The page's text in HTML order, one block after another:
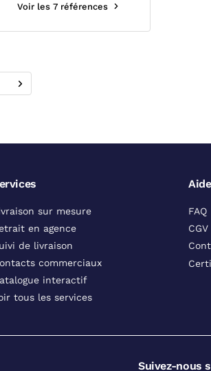
Voir les 7 références
sur mesure
en agence
de livraison
commerciaux
interactif
tous les services
FAQ
CGV
Suivez-nous